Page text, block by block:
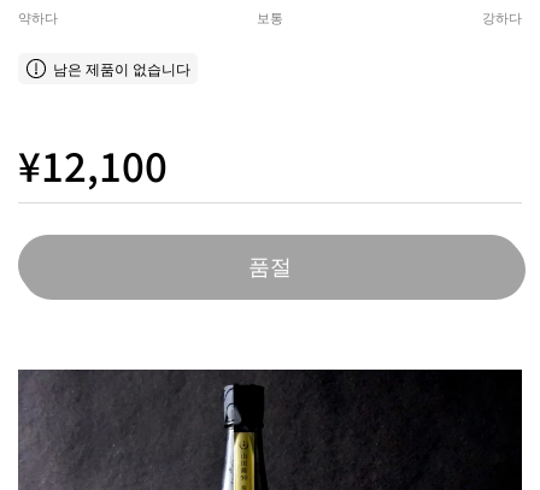
약하다 보통 강하다
남은 제품이 없습니다
¥12,100
품절